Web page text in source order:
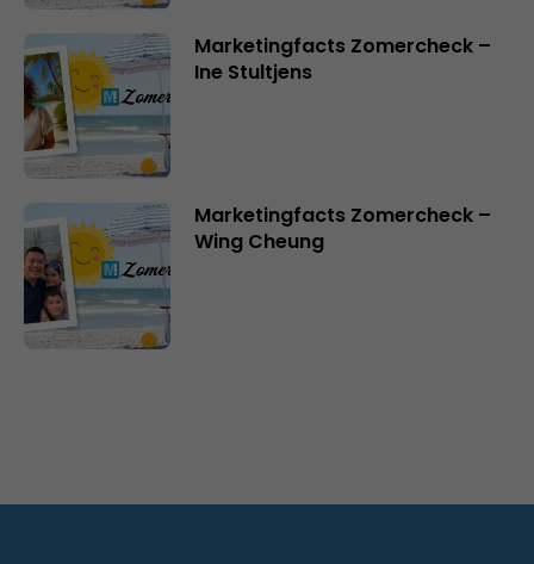
Marketingfacts Zomercheck –
Ine Stultjens
Marketingfacts Zomercheck –
Wing Cheung